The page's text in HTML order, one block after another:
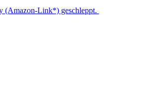
(Amazon-Link*) geschleppt.